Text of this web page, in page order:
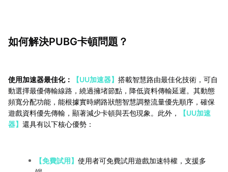
如何解決PUBG卡頓問題？
使用加速器最佳化： 【UU加速器】 搭載智慧路由最佳化技術，可自
動選擇最優傳輸線路，繞過擁堵節點，降低資料傳輸延遲。其動態
頻寬分配功能，能根據實時網路狀態智慧調整流量優先順序，確保
遊戲資料優先傳輸，顯著減少卡頓與丟包現象。此外，
【UU加速
器】 還具有以下核心優勢：
【免費試用】 使用者可免費試用遊戲加速特權，支援多